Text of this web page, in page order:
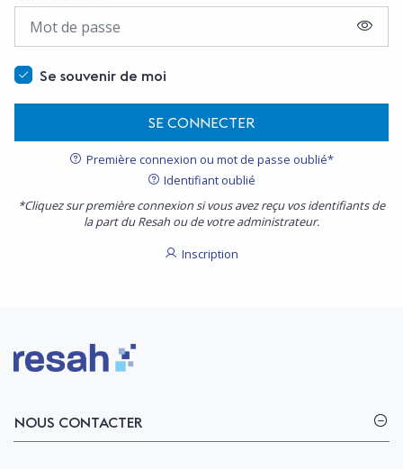
Se souvenir de moi
SE CONNECTER
Première connexion ou mot de passe oublié*
Identifiant oublié
*Cliquez sur première connexion si vous avez reçu vos identifiants de
la part du Resah ou de votre administrateur.
Inscription
Logo Resah
NOUS CONTACTER